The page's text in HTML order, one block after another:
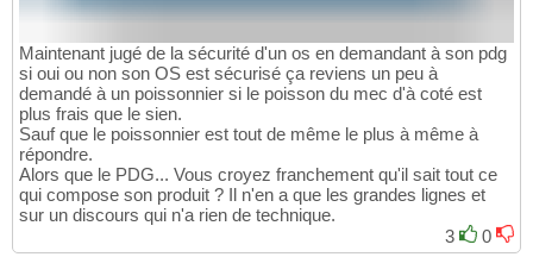
Maintenant jugé de la sécurité d'un os en demandant à son pdg
si oui ou non son OS est sécurisé ça reviens un peu à
demandé à un poissonnier si le poisson du mec d'à coté est
plus frais que le sien.
Sauf que le poissonnier est tout de même le plus à même à
répondre.
Alors que le PDG... Vous croyez franchement qu'il sait tout ce
qui compose son produit ? Il n'en a que les grandes lignes et
sur un discours qui n'a rien de technique.
3
0